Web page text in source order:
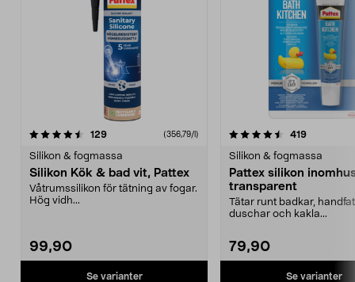
129recensioner (356,79/l)
Silikon & fogmassa
Silikon Kök & bad vit, Pattex
Våtrumssilikon för tätning av fogar.
Hög vidh...
99,90
Se varianter
4.5 av 5 stjärnor 419
Silikon & fogmassa
Pattex silikon
transparent
Tätar runt badkar,
duschar och kakla...
79,90
Se varianter
4.5 av 5 stjärnor